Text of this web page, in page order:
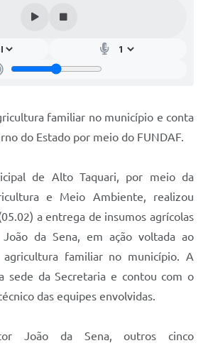
familiar no município e conta
do Estado por meio do FUNDAF.
de Alto Taquari, por meio da
e Meio Ambiente, realizou
a entrega de insumos agrícolas
da Sena, em ação voltada ao
familiar no município. A
sede da Secretaria e contou com o
das equipes envolvidas.
João da Sena, outros cinco